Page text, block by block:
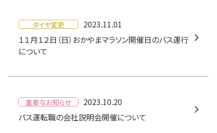
ダイヤ変更
2023.11.01
１１月１２日（日）おかやまマラソン開催日のバス運行
について
重要なお知らせ
2023.10.20
バス運転職の会社説明会開催について